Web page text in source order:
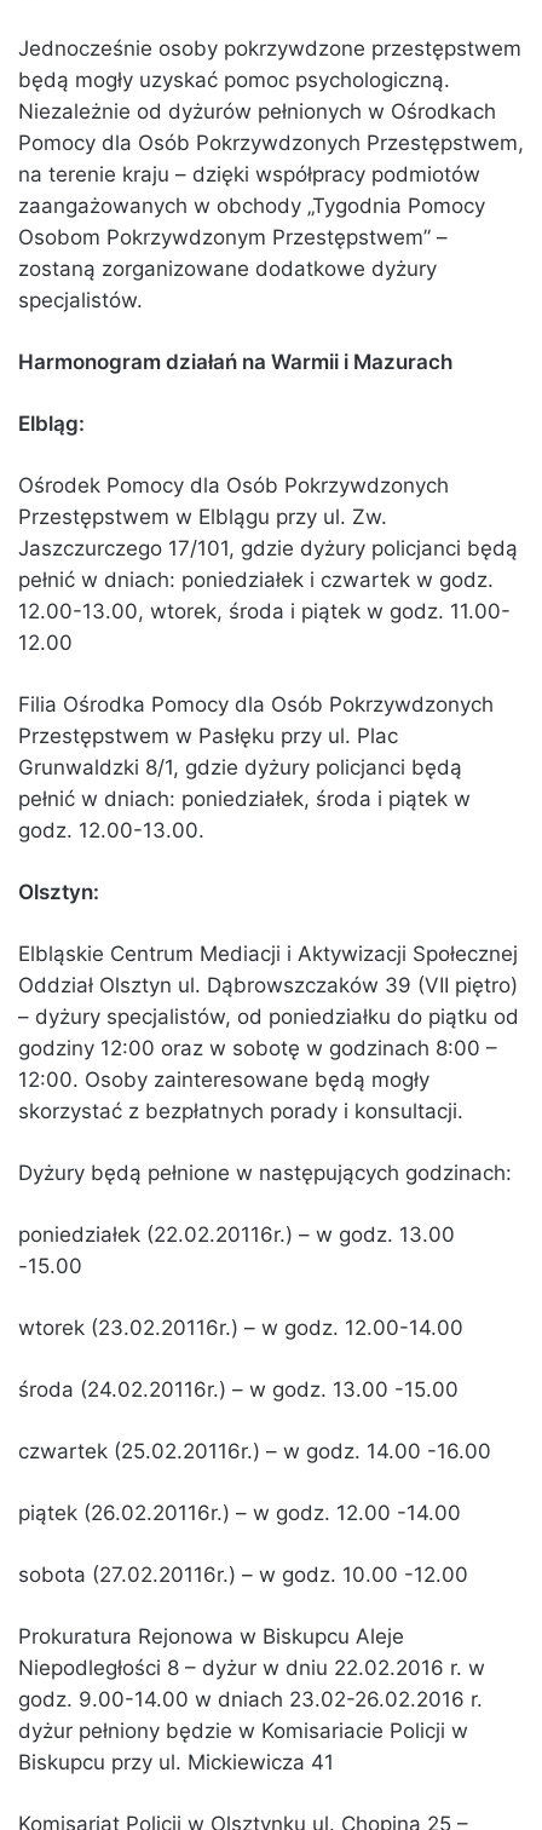
Jednocześnie osoby pokrzywdzone przestępstwem
będą mogły uzyskać pomoc psychologiczną.
Niezależnie od dyżurów pełnionych w Ośrodkach
Pomocy dla Osób Pokrzywdzonych Przestępstwem,
na terenie kraju – dzięki współpracy podmiotów
zaangażowanych w obchody „Tygodnia Pomocy
Osobom Pokrzywdzonym Przestępstwem” –
zostaną zorganizowane dodatkowe dyżury
specjalistów.
Harmonogram działań na Warmii i Mazurach
Elbląg:
Ośrodek Pomocy dla Osób Pokrzywdzonych
Przestępstwem w Elblągu przy ul. Zw.
Jaszczurczego 17/101, gdzie dyżury policjanci będą
pełnić w dniach: poniedziałek i czwartek w godz.
12.00-13.00, wtorek, środa i piątek w godz. 11.00-
12.00
Filia Ośrodka Pomocy dla Osób Pokrzywdzonych
Przestępstwem w Pasłęku przy ul. Plac
Grunwaldzki 8/1, gdzie dyżury policjanci będą
pełnić w dniach: poniedziałek, środa i piątek w
godz. 12.00-13.00.
Olsztyn:
Elbląskie Centrum Mediacji i Aktywizacji Społecznej
Oddział Olsztyn ul. Dąbrowszczaków 39 (VII piętro)
– dyżury specjalistów, od poniedziałku do piątku od
godziny 12:00 oraz w sobotę w godzinach 8:00 –
12:00. Osoby zainteresowane będą mogły
skorzystać z bezpłatnych porady i konsultacji.
Dyżury będą pełnione w następujących godzinach:
poniedziałek (22.02.20116r.) – w godz. 13.00
-15.00
wtorek (23.02.20116r.) – w godz. 12.00-14.00
środa (24.02.20116r.) – w godz. 13.00 -15.00
czwartek (25.02.20116r.) – w godz. 14.00 -16.00
piątek (26.02.20116r.) – w godz. 12.00 -14.00
sobota (27.02.20116r.) – w godz. 10.00 -12.00
Prokuratura Rejonowa w Biskupcu Aleje
Niepodległości 8 – dyżur w dniu 22.02.2016 r. w
godz. 9.00-14.00 w dniach 23.02-26.02.2016 r.
dyżur pełniony będzie w Komisariacie Policji w
Biskupcu przy ul. Mickiewicza 41
Komisariat Policji w Olsztynku ul. Chopina 25 –